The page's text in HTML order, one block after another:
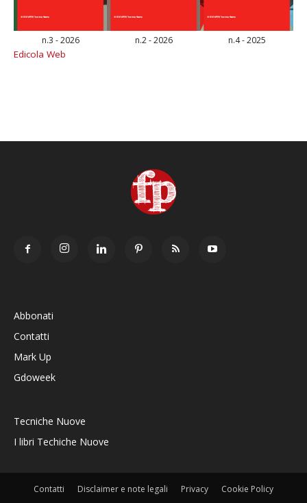
n.3 - 2026 n.2 - 2026 n.4 - 2025
Edicola Web
Abbonati
Contatti
Mark Up
Gdoweek
Tecniche Nuove
I libri Techiche Nuove
Contatti Disclaimer e note legali Privacy Cookie Policy